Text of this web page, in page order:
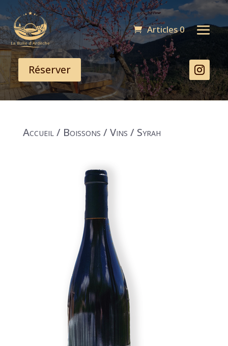
Articles 0
Réserver
Accueil/ Boissons /Vins / Syrah